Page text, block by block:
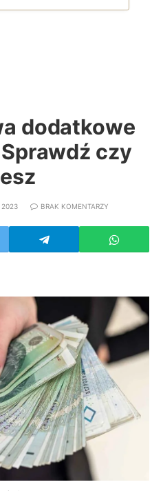
dodatkowe
czy
2023 BRAK KOMENTARZY